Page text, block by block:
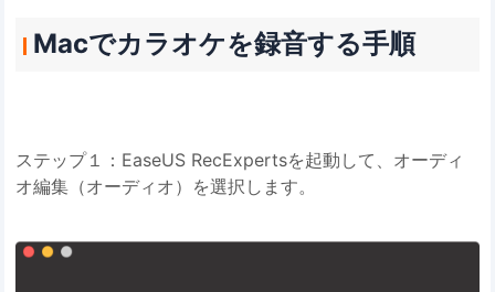
Macでカラオケを録音する手順
ステップ１：EaseUS RecExpertsを起動して、オーディ
オ編集（オーディオ）を選択します。